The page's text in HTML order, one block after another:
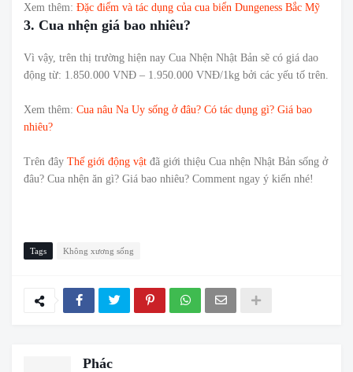
Xem thêm: Đặc điểm và tác dụng của cua biển Dungeness Bắc Mỹ
3. Cua nhện giá bao nhiêu?
Vì vậy, trên thị trường hiện nay Cua Nhện Nhật Bản sẽ có giá dao
động từ: 1.850.000 VNĐ – 1.950.000 VNĐ/1kg bởi các yếu tố trên.
Xem thêm: Cua nâu Na Uy sống ở đâu? Có tác dụng gì? Giá bao
nhiêu?
Trên đây Thế giới động vật đã giới thiệu Cua nhện Nhật Bản sống ở
đâu? Cua nhện ăn gì? Giá bao nhiêu? Comment ngay ý kiến nhé!
Tags Không xương sống
Phác